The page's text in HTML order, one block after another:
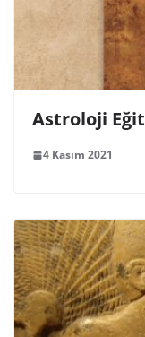
Astroloji
4 Kasım 2021